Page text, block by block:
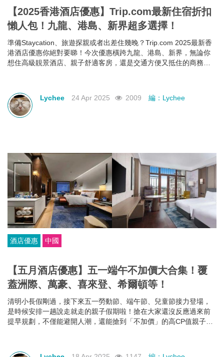
【2025香港酒店優惠】Trip.com最新住宿折扣
懶人包！九龍、港島、新界超多選擇！
準備Staycation、旅遊探親或者出差住幾晚？Trip.com 2025最新香
港酒店優惠你絕對要睇！今次優惠橫跨九龍、港島、新界，無論你
想住高級靚景酒店、親子舒適客房，還是交通方便又抵住的商務型
Lychee
24 Apr 2025 2009 編：Lychee
酒店優惠 中國
【五月酒店優惠】五一端午不加價大合集！覆
蓋洲際、萬豪、喜來登、希爾頓等！
清明小長假剛過，接下來五一勞動節、端午節、兒童節接力登場，
是時候安排一趟說走就走的親子假期啦！搶在大家還沒反應過來前
提早規劃，不僅能避開人潮，還能搶到「不加價」的高CP值親子酒
案尚未全面上架，但只要掌握好訂房時機，仍有機會撿到超值好